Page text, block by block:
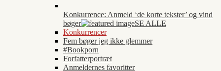
Konkurrence: Anmeld ‘de korte tekster’ og vind
bøger
SE ALLE
Konkurrencer
Fem bøger jeg ikke glemmer
#Bookporn
Forfatterportræt
Anmeldernes favoritter